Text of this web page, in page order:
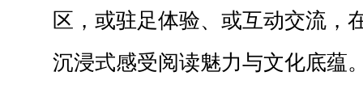
区，或驻足体验、或互动交流，
沉浸式感受阅读魅力与文化底蕴